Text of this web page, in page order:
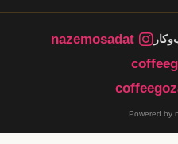
nazemosadat
Powered by